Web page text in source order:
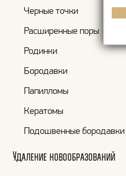
Черные точки
Расширенные поры
Родинки
Бородавки
Папилломы
Кератомы
Подошвенные бородавки
Удаление новообразований